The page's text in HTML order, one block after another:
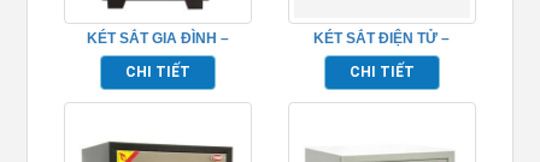
KÉT SẮT GIA ĐÌNH –
TPCT77E
CHI TIẾT
KÉT SẮT ĐIỆN TỬ –
TP6920LT
CHI TIẾT